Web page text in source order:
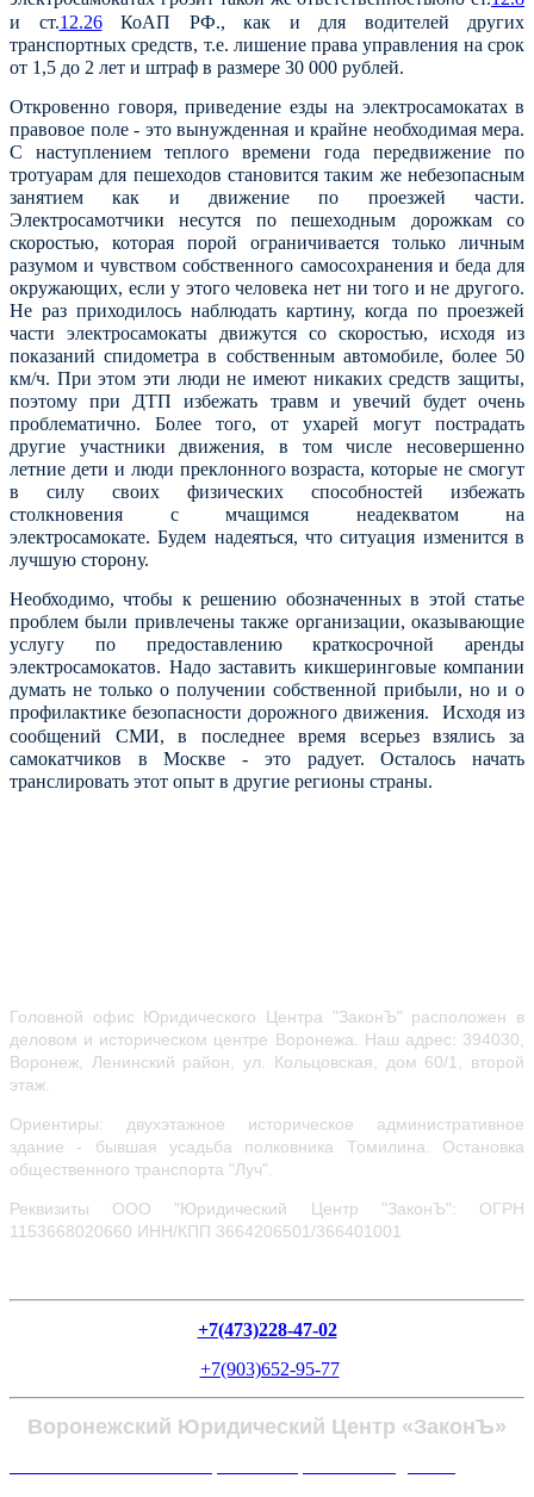
и ст.12.26КоАП РФ., как и для водителей других
транспортных средств, т.е. лишение права управления на срок
от 1,5 до 2 лет и штраф в размере 30 000 рублей.
Откровенно говоря, приведение езды на электросамокатах в
правовое поле - это вынужденная и крайне необходимая мера.
С наступлением теплого времени года передвижение по
тротуарам для пешеходов становится таким же небезопасным
занятием как и движение по проезжей части.
Электросамотчики несутся по пешеходным дорожкам со
скоростью, которая порой ограничивается только личным
разумом и чувством собственного самосохранения и беда для
окружающих, если у этого человека нет ни того и не другого.
Не раз приходилось наблюдать картину, когда по проезжей
части электросамокаты движутся со скоростью, исходя из
показаний спидометра в собственным автомобиле, более 50
км/ч. При этом эти люди не имеют никаких средств защиты,
поэтому при ДТП избежать травм и увечий будет очень
проблематично. Более того, от ухарей могут пострадать
другие участники движения, в том числе несовершенно
летние дети и люди преклонного возраста, которые не смогут
в силу своих физических способностей избежать
столкновения с мчащимся неадекватом на
электросамокате.Будем надеяться, что ситуация изменится в
лучшую сторону.
Необходимо, чтобы к решению обозначенных в этой статье
проблем были привлечены также организации, оказывающие
услугу по предоставлению краткосрочной аренды
электросамокатов. Надо заставить кикшеринговые компании
думать не только о получении собственной прибыли, но и о
профилактике безопасности дорожного движения.
Исходя из
сообщений СМИ, в последнее время всерьез взялись за
самокатчиков в Москве - это радует. Осталось начать
транслировать этот опыт в другие регионы страны.
Головной офис Юридического Центра "ЗаконЪ" расположен в
деловом и историческом центре Воронежа. Наш адрес: 394030,
Воронеж, Ленинский район, ул.
Кольцовская, дом 60/1, второй
этаж.
Ориентиры: двухэтажное историческое административное
здание - бывшая усадьба полковника Томилина. Остановка
общественного транспорта "Луч".
Реквизиты ООО "Юридический Центр "ЗаконЪ": ОГРН
1153668020660 ИНН/КПП 3664206501/366401001
+7(473)228-47-02
+7(903)652-95-77
Воронежский Юридический Центр «ЗаконЪ»